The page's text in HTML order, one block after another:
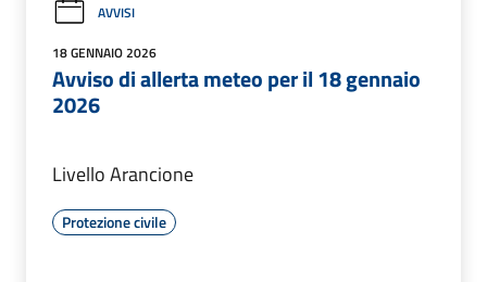
AVVISI
18 GENNAIO 2026
Avviso di allerta meteo per il 18 gennaio
2026
Livello Arancione
Protezione civile